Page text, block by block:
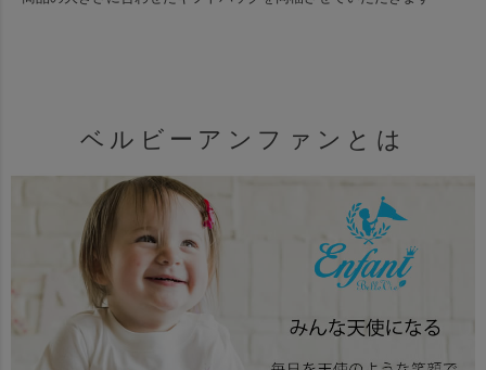
ベルビーアンファンとは